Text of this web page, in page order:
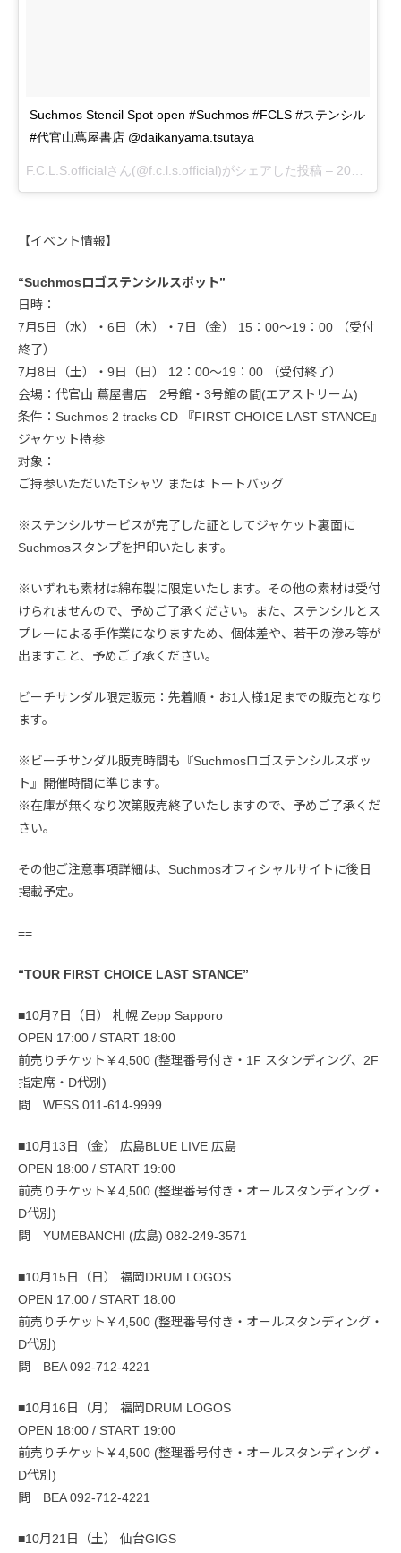
Suchmos Stencil Spot open #Suchmos #FCLS #ステンシル
#代官山蔦屋書店 @daikanyama.tsutaya
F.C.L.S.officialさん(@f.c.l.s.official)がシェアした投稿 – 2017 7月 4 11:13午後 PDT
【イベント情報】
“Suchmosロゴステンシルスポット”
日時：
7月5日（水）・6日（木）・7日（金） 15：00～19：00 （受付
終了）
7月8日（土）・9日（日） 12：00～19：00 （受付終了）
会場：代官山 蔦屋書店 2号館・3号館の間(エアストリーム)
条件：Suchmos 2 tracks CD 『FIRST CHOICE LAST STANCE』
ジャケット持参
対象：
ご持参いただいたTシャツ または トートバッグ
※ステンシルサービスが完了した証としてジャケット裏面に
Suchmosスタンプを押印いたします。
※いずれも素材は綿布製に限定いたします。その他の素材は受付
けられませんので、予めご了承ください。また、ステンシルとス
プレーによる手作業になりますため、個体差や、若干の滲み等が
出ますこと、予めご了承ください。
ビーチサンダル限定販売：先着順・お1人様1足までの販売となり
ます。
※ビーチサンダル販売時間も『Suchmosロゴステンシルスポッ
ト』開催時間に準じます。
※在庫が無くなり次第販売終了いたしますので、予めご了承くだ
さい。
その他ご注意事項詳細は、Suchmosオフィシャルサイトに後日
掲載予定。
==
“TOUR FIRST CHOICE LAST STANCE”
■10月7日（日） 札幌 Zepp Sapporo
OPEN 17:00 / START 18:00
前売りチケット￥4,500 (整理番号付き・1F スタンディング、2F
指定席・D代別)
問 WESS 011-614-9999
■10月13日（金） 広島BLUE LIVE 広島
OPEN 18:00 / START 19:00
前売りチケット￥4,500 (整理番号付き・オールスタンディング・
D代別)
問 YUMEBANCHI (広島) 082-249-3571
■10月15日（日） 福岡DRUM LOGOS
OPEN 17:00 / START 18:00
前売りチケット￥4,500 (整理番号付き・オールスタンディング・
D代別)
問 BEA 092-712-4221
■10月16日（月） 福岡DRUM LOGOS
OPEN 18:00 / START 19:00
前売りチケット￥4,500 (整理番号付き・オールスタンディング・
D代別)
問 BEA 092-712-4221
■10月21日（土） 仙台GIGS